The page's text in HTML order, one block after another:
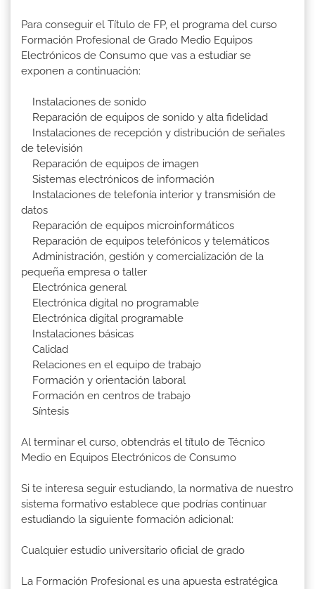
Para conseguir el Título de FP, el programa del curso
Formación Profesional de Grado Medio Equipos
Electrónicos de Consumo que vas a estudiar se
exponen a continuación:
Instalaciones de sonido
Reparación de equipos de sonido y alta fidelidad
Instalaciones de recepción y distribución de señales
de televisión
Reparación de equipos de imagen
Sistemas electrónicos de información
Instalaciones de telefonía interior y transmisión de
datos
Reparación de equipos microinformáticos
Reparación de equipos telefónicos y telemáticos
Administración, gestión y comercialización de la
pequeña empresa o taller
Electrónica general
Electrónica digital no programable
Electrónica digital programable
Instalaciones básicas
Calidad
Relaciones en el equipo de trabajo
Formación y orientación laboral
Formación en centros de trabajo
Síntesis
Al terminar el curso, obtendrás el título de Técnico
Medio en Equipos Electrónicos de Consumo
Si te interesa seguir estudiando, la normativa de nuestro
sistema formativo establece que podrías continuar
estudiando la siguiente formación adicional:
Cualquier estudio universitario oficial de grado
La Formación Profesional es una apuesta estratégica